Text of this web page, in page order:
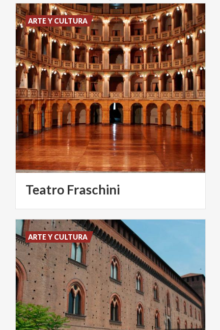
Teatro Fraschini
ARTE Y CULTURA
ARTE Y CULTURA